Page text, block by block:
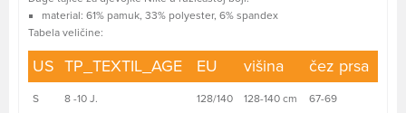
material: 61% pamuk, 33% polyester, 6% spandex
Tabela veličine:
US TP_TEXTIL_AGE EU višina čez prsa
S 8 -10 J. 128/140 128-140 cm 67-69